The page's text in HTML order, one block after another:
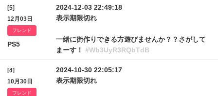
[5]
12月03日
フレンド
PS5
2024-12-03 22:49:18
表示期限切れ
一緒に街作りできる方遊びませんか？？さがして
まーす！ #Wb3UyR3RQbTdB
[4]
10月30日
フレンド
2024-10-30 22:05:17
表示期限切れ